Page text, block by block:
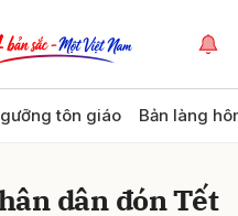
tôn giáo Bản làng
dân đón Tết